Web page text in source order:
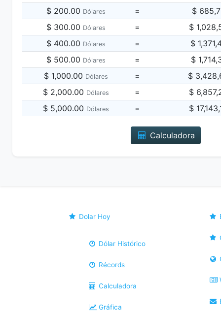
$ 200.00 Dólares = $
$ 300.00 Dólares = $
$ 400.00 Dólares = $
$ 500.00 Dólares = $
$ 1,000.00 Dólares = $
$ 2,000.00 Dólares = $
$ 5,000.00 Dólares = $
Calculadora
Dolar Hoy
Dólar Histórico
Récords
Calculadora
Gráfica